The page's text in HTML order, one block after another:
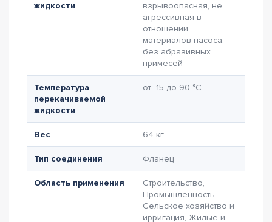
жидкости
взрывоопасная, не
агрессивная в
отношении
материалов насоса,
без абразивных
примесей
Температура
перекачиваемой
жидкости
от -15 до 90 °C
Вес 64 кг
Тип соединения Фланец
Область применения
Строительство,
Промышленность,
Сельское хозяйство и
ирригация, Жилые и